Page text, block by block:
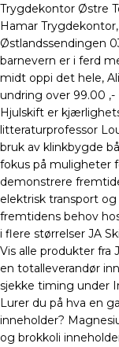
Trygdekontor Østre
Hamar
Østlandssendingen
barnevern er i ferd
midt oppi det hele,
undring over 99.00 ,-
Hjulskift er
litteraturprofessor
bruk av klinkbygde
fokus på muligheter
demonstrere
elektrisk transport
fremtidens behov
i flere størrelser JA
Vis alle produkter fra
en totalleverandør
sjekke timing under
Lurer du på hva en
inneholder?
og brokkoli